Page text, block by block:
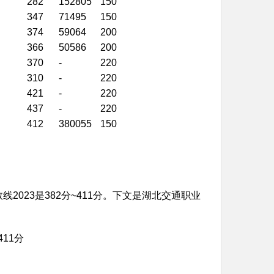
347
71495
150
374
59064
200
366
50586
200
370
-
220
310
-
220
421
-
220
437
-
220
412
380055 150
2023是382分~411分。下文是湖北交通职业
分